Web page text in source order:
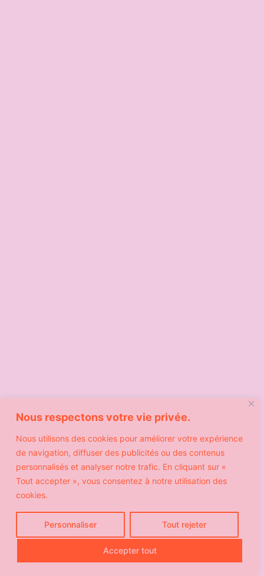
Nous respectons votre vie privée.
Nous utilisons des cookies pour améliorer votre expérience
de navigation, diffuser des publicités ou des contenus
personnalisés et analyser notre trafic. En cliquant sur «
Tout accepter », vous consentez à notre utilisation des
cookies.
Personnaliser Tout rejeter
Accepter tout